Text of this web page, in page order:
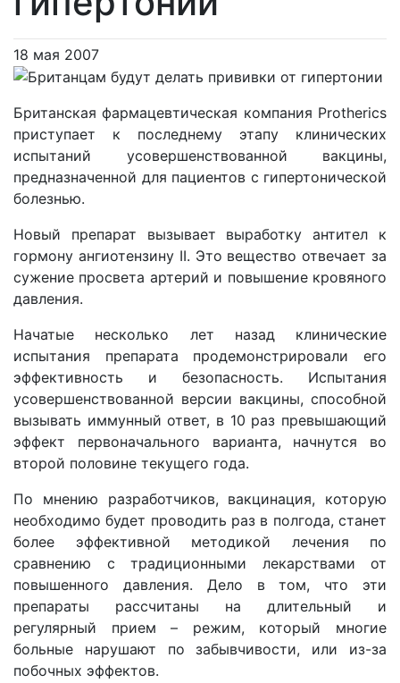
18 мая 2007
Британская фармацевтическая компания Protherics
приступает к последнему этапу клинических
испытаний усовершенствованной вакцины,
предназначенной для пациентов с гипертонической
болезнью.
Новый препарат вызывает выработку антител к
гормону ангиотензину II. Это вещество отвечает за
сужение просвета артерий и повышение кровяного
давления.
Начатые несколько лет назад клинические
испытания препарата продемонстрировали его
эффективность и безопасность. Испытания
усовершенствованной версии вакцины, способной
вызывать иммунный ответ, в 10 раз превышающий
эффект первоначального варианта, начнутся во
второй половине текущего года.
По мнению разработчиков, вакцинация, которую
необходимо будет проводить раз в полгода, станет
более эффективной методикой лечения по
сравнению с традиционными лекарствами от
повышенного давления. Дело в том, что эти
препараты рассчитаны на длительный и
регулярный прием – режим, который многие
больные нарушают по забывчивости, или из-за
побочных эффектов.